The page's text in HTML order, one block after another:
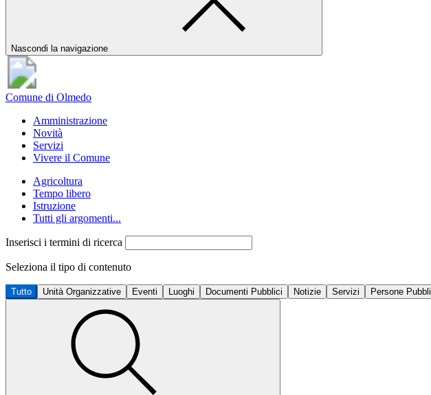
Nascondi la navigazione
Comune di Olmedo
Amministrazione
Novità
Servizi
Vivere il Comune
Agricoltura
Tempo libero
Istruzione
Tutti gli argomenti...
Inserisci i termini di ricerca
Seleziona il tipo di contenuto
Tutto Unità Organizzative Eventi Luoghi Documenti Pubblici Notizie Servizi Persone